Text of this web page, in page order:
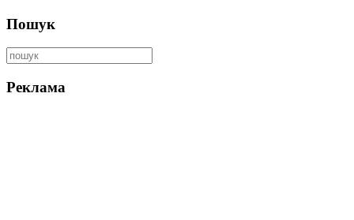
Пошук
Реклама